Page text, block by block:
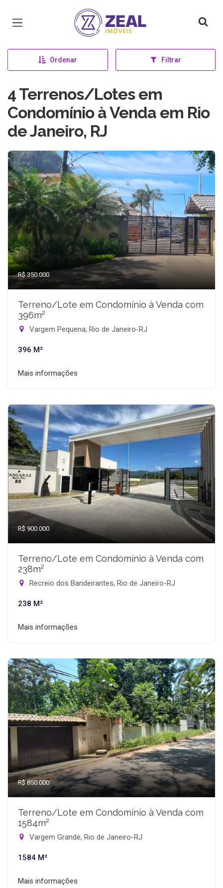
Página inicial
Ordenar Filtrar
4 Terrenos/Lotes em
Condomínio à Venda em Rio
de Janeiro, RJ
R$ 350.000
Terreno/Lote em Condomínio à Venda com
396m²
Vargem Pequena, Rio de Janeiro-RJ
396 M²
Mais informações
R$ 900.000
Terreno/Lote em Condomínio à Venda com
238m²
Recreio dos Bandeirantes, Rio de Janeiro-RJ
238 M²
Mais informações
R$ 850.000
Terreno/Lote em Condomínio à Venda com
1584m²
Vargem Grande, Rio de Janeiro-RJ
1584 M²
Mais informações